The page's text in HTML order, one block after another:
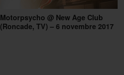
Motorpsycho @ New Age Club
(Roncade, TV) – 6 novembre 2017